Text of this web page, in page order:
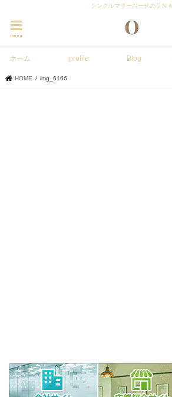
シングルマザーおーせのＤＮＡ
menu
ホーム profile Blog
HOME img_6166